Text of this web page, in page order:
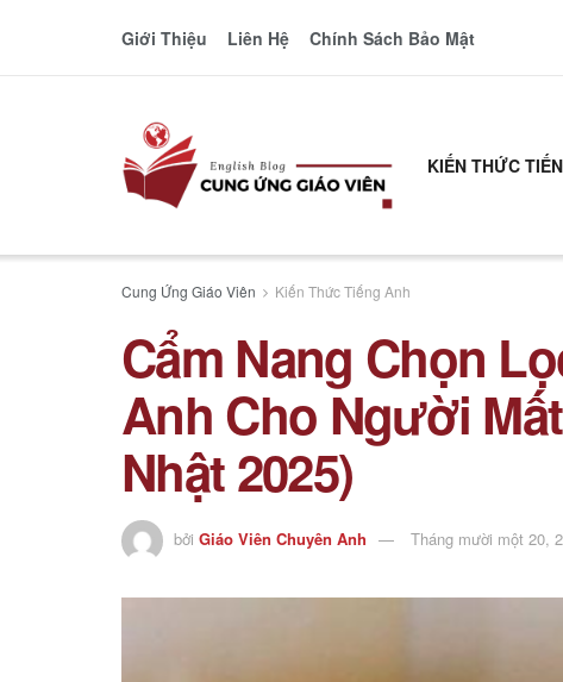
Giới Thiệu Liên Hệ Chính Sách Bảo Mật
KIẾN THỨC
Cung Ứng Giáo Viên Kiến Thức Tiếng Anh
Cẩm Nang Chọn
Anh Cho Người
Nhật 2025)
bởi Giáo Viên Chuyên Anh Tháng mười một 20,